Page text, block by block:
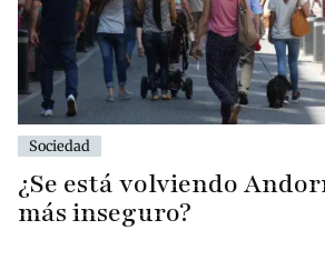
Sociedad
¿Se está volviendo
más inseguro?